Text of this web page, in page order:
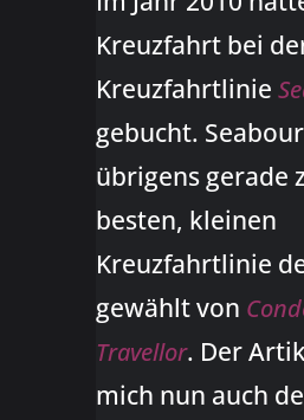
Kreuzfahrt bei
Kreuzfahrtlinie
gebucht.
übrigens gerade
besten, kleinen
Kreuzfahrtlinie
gewählt von
Travellor. Der
mich nun auch